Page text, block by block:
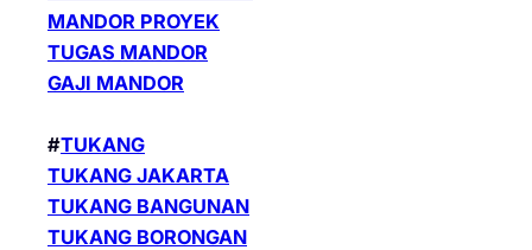
MANDOR PROYEK
TUGAS MANDOR
GAJI MANDOR
#TUKANG
TUKANG JAKARTA
TUKANG BANGUNAN
TUKANG BORONGAN